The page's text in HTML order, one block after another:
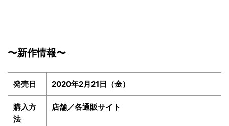
〜新作情報〜
発売日 2020年2月21日（金）
購入方
法
店舗／各通販サイト